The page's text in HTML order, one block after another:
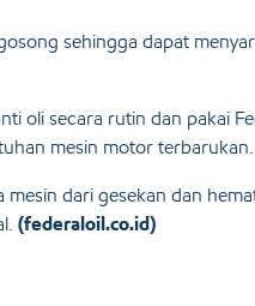
sehingga dapat
oli secara rutin dan pakai
mesin motor terbarukan.
dari gesekan dan
(federaloil.co.id)